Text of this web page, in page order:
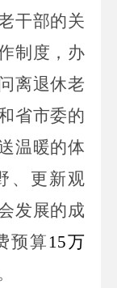
干部的关
制度，办
离退休老
省市委的
温暖的体
、更新观
发展的成
预算 15万